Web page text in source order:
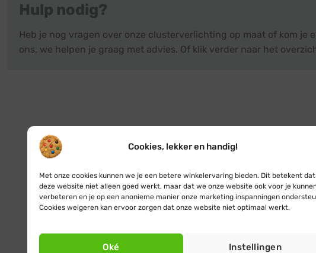
Cookies, lekker en handig!
Met onze cookies kunnen we je een betere winkelervaring bieden. Dit betekent dat
deze website niet alleen goed werkt, maar dat we onze website ook voor je
verbeteren en je op een anonieme manier onze marketing inspanningen
Cookies weigeren kan ervoor zorgen dat onze website niet optimaal werkt.
Oké Instellingen
Hulp nodig?
Heb je nog vragen over onze clusterverlichting op maat of kom je
ons, we helpen je graag met advies. Of klik verder naar het